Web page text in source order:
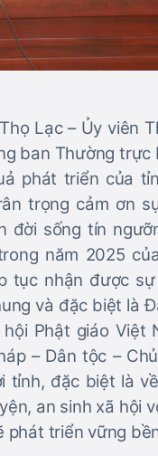
Lạc – Ủy viên
ban Thường trực
phát triển của
trọng cảm ơn
đời sống tín
năm 2025
tục nhận được
và đặc biệt là
Phật giáo Việt
– Dân tộc –
tỉnh, đặc biệt là
an sinh xã hội
phát triển vững